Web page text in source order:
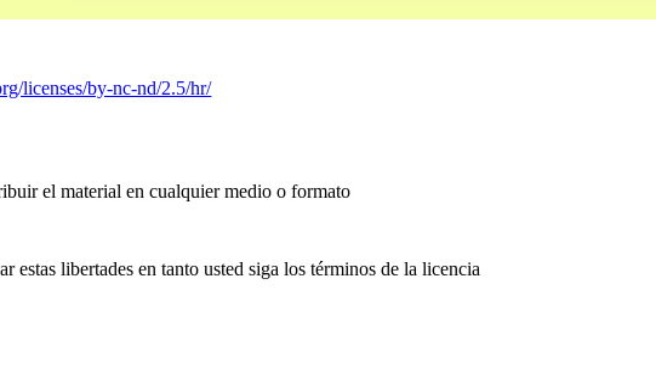
licenses/by-nc-nd/2.5/hr/
el material en cualquier medio o formato
estas libertades en tanto usted siga los términos de la licencia